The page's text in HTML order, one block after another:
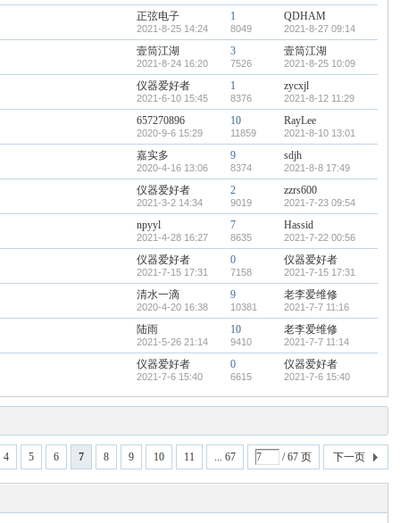
正弦电子
2021-8-25 14:24
1
8049
QDHAM
2021-8-27 09:14
壹筒江湖
2021-8-24 16:20
3
7526
壹筒江湖
2021-8-25 10:09
仪器爱好者
2021-6-10 15:45
1
8376
zycxjl
2021-8-12 11:29
657270896
2020-9-6 15:29
10
11859
RayLee
2021-8-10 13:01
嘉实多
2020-4-16 13:06
9
8374
sdjh
2021-8-8 17:49
仪器爱好者
2021-3-2 14:34
2
9019
zzrs600
2021-7-23 09:54
npyyl
2021-4-28 16:27
7
8635
Hassid
2021-7-22 00:56
仪器爱好者
2021-7-15 17:31
0
7158
仪器爱好者
2021-7-15 17:31
清水一滴
2020-4-20 16:38
9
10381
老李爱维修
2021-7-7 11:16
陆雨
2021-5-26 21:14
10
9410
老李爱维修
2021-7-7 11:14
仪器爱好者
2021-7-6 15:40
0
6615
仪器爱好者
2021-7-6 15:40
4 5 6 7 8 9 10 11 ... 67 / 67 页 下一页